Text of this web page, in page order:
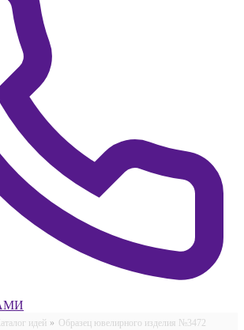
идей » Образец ювелирного изделия №3472